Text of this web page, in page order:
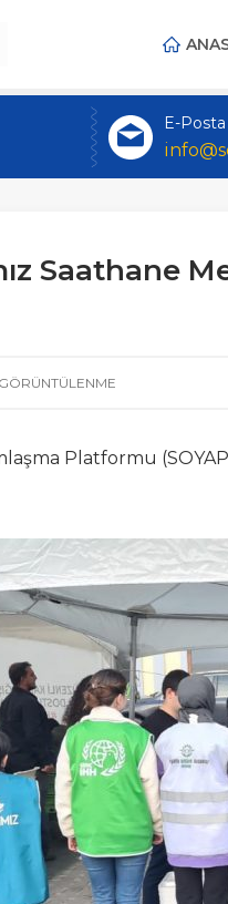
E-Posta
Saathane
GÖRÜNTÜLENME
Platformu